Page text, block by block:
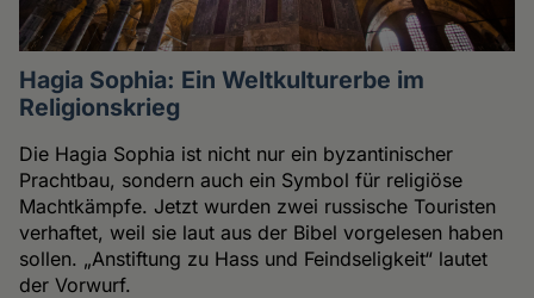
Hagia Sophia: Ein Weltkulturerbe im
Religionskrieg
Die Hagia Sophia ist nicht nur ein byzantinischer
Prachtbau, sondern auch ein Symbol für religiöse
Machtkämpfe. Jetzt wurden zwei russische Touristen
verhaftet, weil sie laut aus der Bibel vorgelesen haben
sollen. „Anstiftung zu Hass und Feindseligkeit“ lautet
der Vorwurf.